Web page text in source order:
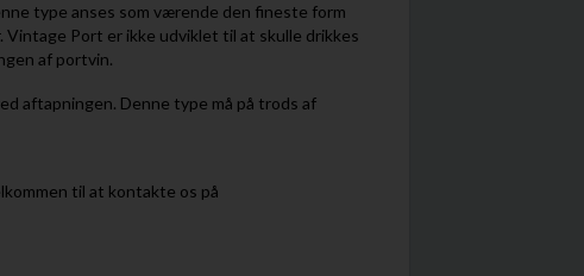
type anses som værende den fineste form
Vintage Port er ikke udviklet til at skulle drikkes
af portvin.
aftapningen. Denne type må på trods af
til at kontakte os på